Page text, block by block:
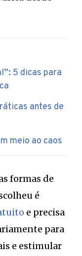
5 dicas para
antes de
meio ao caos
formas de
é
e precisa
para
e estimular